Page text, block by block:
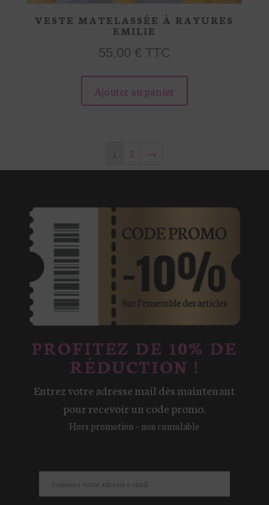
VESTE MATELASSÉE À RAYURES
EMILIE
55,00 € TTC
Ajouter au panier
a
choisies
sur
la
page
du
produit
1 2 →
PROFITEZ DE 10% DE
RÉDUCTION !
Entrez votre adresse mail dès maintenant
pour recevoir un code promo.
Hors promotion – non cumulable